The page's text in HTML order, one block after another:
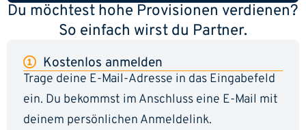
Du möchtest hohe Provisionen verdienen?
So einfach wirst du Partner.
Kostenlos anmelden
Trage deine E-Mail-Adresse in das Eingabefeld
ein. Du bekommst im Anschluss eine E-Mail mit
deinem persönlichen Anmeldelink.